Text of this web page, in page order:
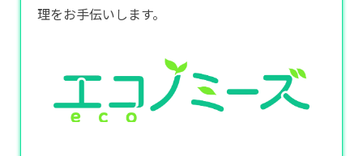
理をお手伝いします。